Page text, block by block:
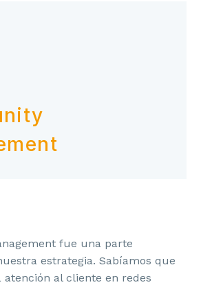
fue una parte
estrategia. Sabíamos que
al cliente en redes